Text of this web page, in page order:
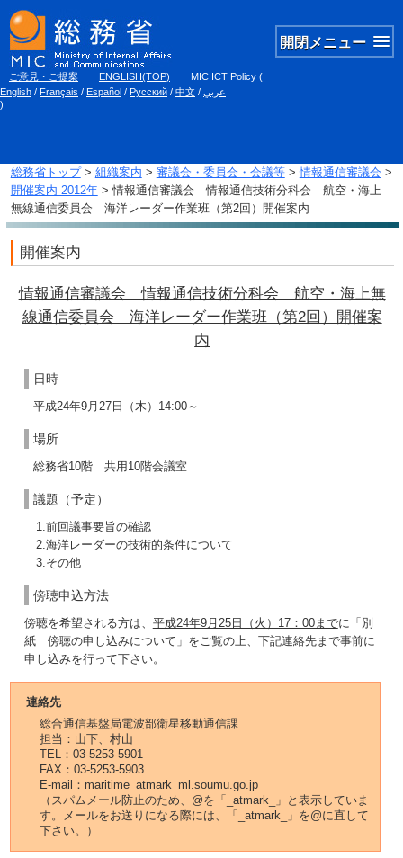
開閉メニュー
ご意見・ご提案 ENGLISH(TOP) MIC ICT Policy (
English / Français / Español / Русский / 中文 / عربي
)
総務省トップ> 組織案内 > 審議会・委員会・会議等>情報通信審議会 >
開催案内 2012年> 情報通信審議会 情報通信技術分科会 航空・海上
無線通信委員会 海洋レーダー作業班（第2回）開催案内
開催案内
情報通信審議会 情報通信技術分科会 航空・海上無
線通信委員会 海洋レーダー作業班（第2回）開催案
内
日時
平成24年9月27日（木）14:00～
場所
総務省10階 共用10階会議室
議題（予定）
1.前回議事要旨の確認
2.海洋レーダーの技術的条件について
3.その他
傍聴申込方法
傍聴を希望される方は、 平成24年9月25日（火）17：00までに「別
紙 傍聴の申し込みについて」をご覧の上、下記連絡先まで事前に
申し込みを行って下さい。
連絡先
総合通信基盤局電波部衛星移動通信課
担当：山下、村山
TEL：03-5253-5901
FAX：03-5253-5903
E-mail：maritime_atmark_ml.soumu.go.jp
（スパムメール防止のため、@を「_atmark_」と表示していま
す。メールをお送りになる際には、「_atmark_」を@に直して
下さい。）